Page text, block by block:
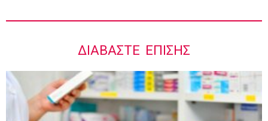
ΔΙΑΒΆΣΤΕ ΕΠΊΣΗΣ